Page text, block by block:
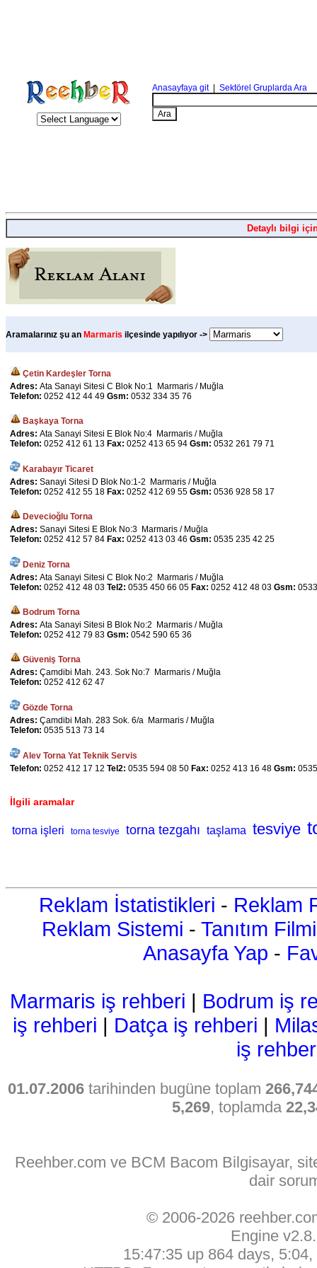
Anasayfaya git| Sektörel Gruplarda Ara
Detaylı bilgi
Aramalarınız şu an Marmaris ilçesinde yapılıyor ->
Çetin Kardeşler Torna
Adres: Ata Sanayi Sitesi C Blok No:1 Marmaris / Muğla
Telefon: 0252 412 44 49 Gsm: 0532 334 35 76
Başkaya Torna
Adres: Ata Sanayi Sitesi E Blok No:4 Marmaris / Muğla
Telefon: 0252 412 61 13 Fax: 0252 413 65 94 Gsm: 0532 261 79 71
Karabayır Ticaret
Adres: Sanayi Sitesi D Blok No:1-2 Marmaris / Muğla
Telefon: 0252 412 55 18 Fax: 0252 412 69 55 Gsm: 0536 928 58 17
Devecioğlu Torna
Adres: Sanayi Sitesi E Blok No:3 Marmaris / Muğla
Telefon: 0252 412 57 84 Fax: 0252 413 03 46 Gsm: 0535 235 42 25
Deniz Torna
Adres: Ata Sanayi Sitesi C Blok No:2 Marmaris / Muğla
Telefon: 0252 412 48 03 Tel2: 0535 450 66 05 Fax: 0252 412 48 03 Gsm:
Bodrum Torna
Adres: Ata Sanayi Sitesi B Blok No:2 Marmaris / Muğla
Telefon: 0252 412 79 83 Gsm: 0542 590 65 36
Güveniş Torna
Adres: Çamdibi Mah. 243. Sok No:7 Marmaris / Muğla
Telefon: 0252 412 62 47
Gözde Torna
Adres: Çamdibi Mah. 283 Sok. 6/a Marmaris / Muğla
Telefon: 0535 513 73 14
Alev Torna Yat Teknik Servis
Telefon: 0252 412 17 12 Tel2: 0535 594 08 50 Fax: 0252 413 16 48 Gsm:
İlgili aramalar
torna işleri torna tesviye torna tezgahı taşlama tesviye
Reklam İstatistikleri - Reklam
Reklam Sistemi - Tanıtım Filmi
Anasayfa Yap -
Marmaris iş rehberi | Bodrum iş
iş rehberi | Datça iş rehberi |
iş
01.07.2006 tarihinden bugüne toplam
5,269, toplamda
Reehber.com ve BCM Bacom Bilgisayar,
dair
© 2006-2026
Engine
15:47:35 up 864 days,